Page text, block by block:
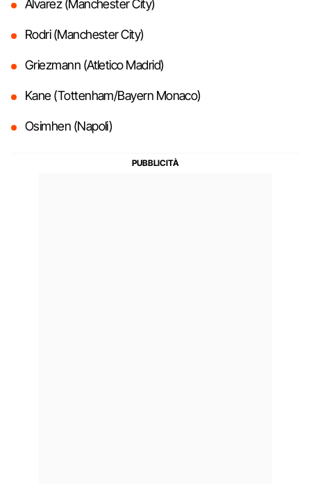
Alvarez (Manchester City)
Rodri (Manchester City)
Griezmann (Atletico Madrid)
Kane (Tottenham/Bayern Monaco)
Osimhen (Napoli)